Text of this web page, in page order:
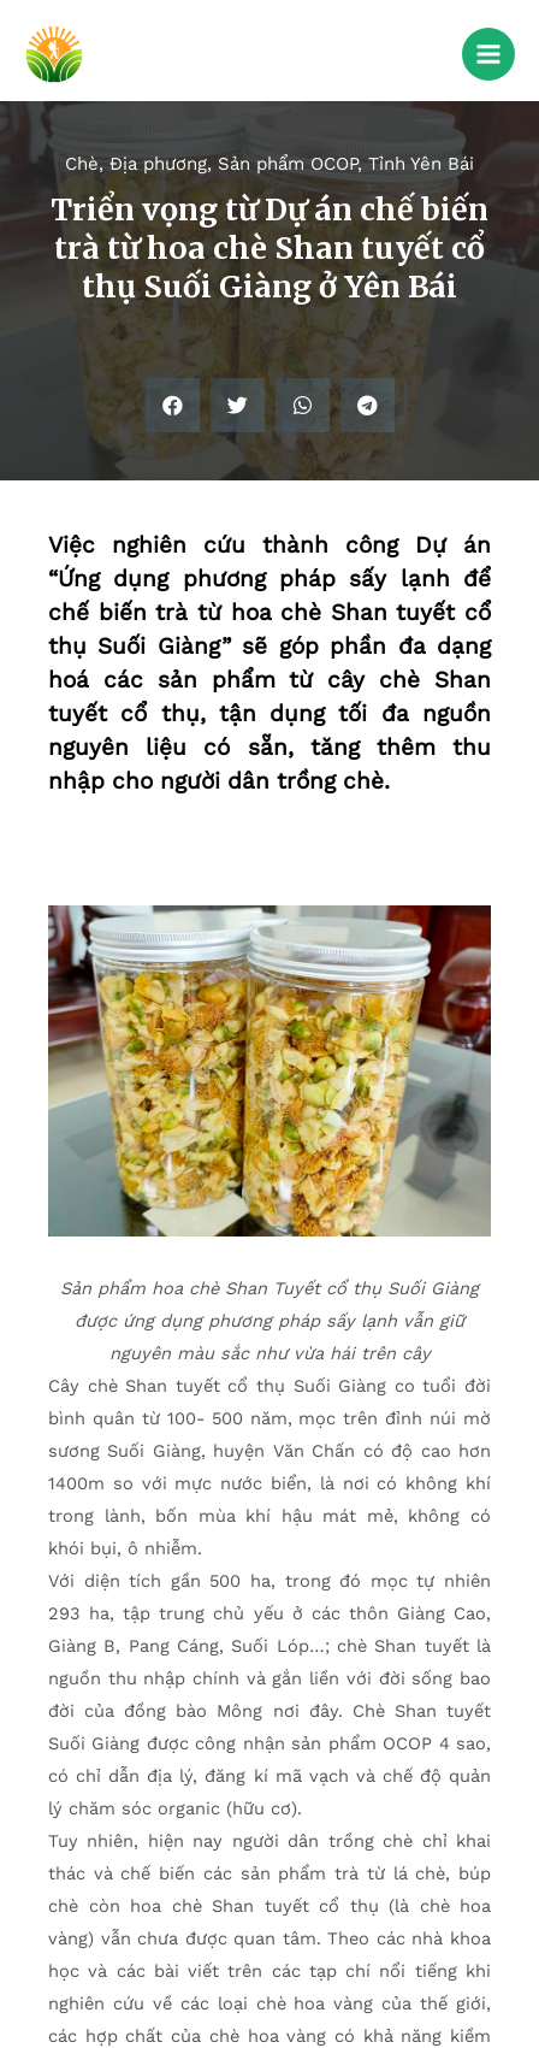
Chè,Địa phương, Sản phẩm OCOP, Tỉnh Yên Bái
Triển vọng từ Dự án chế biến
trà từ hoa chè Shan tuyết cổ
thụ Suối Giàng ở Yên Bái
Việc nghiên cứu thành công Dự án
“Ứng dụng phương pháp sấy lạnh để
chế biến trà từ hoa chè Shan tuyết cổ
thụ Suối Giàng” sẽ góp phần đa dạng
hoá các sản phẩm từ cây chè Shan
tuyết cổ thụ, tận dụng tối đa nguồn
nguyên liệu có sẵn, tăng thêm thu
nhập cho người dân trồng chè.
Sản phẩm hoa chè Shan Tuyết cổ thụ Suối Giàng
được ứng dụng phương pháp sấy lạnh vẫn giữ
nguyên màu sắc như vừa hái trên cây
Cây chè Shan tuyết cổ thụ Suối Giàng co tuổi đời
bình quân từ 100- 500 năm, mọc trên đỉnh núi mờ
sương Suối Giàng, huyện Văn Chấn có độ cao hơn
1400m so với mực nước biển, là nơi có không khí
trong lành, bốn mùa khí hậu mát mẻ, không có
khói bụi, ô nhiễm.
Với diện tích gần 500 ha, trong đó mọc tự nhiên
293 ha, tập trung chủ yếu ở các thôn Giàng Cao,
Giàng B, Pang Cáng, Suối Lóp…; chè Shan tuyết là
nguồn thu nhập chính và gắn liền với đời sống bao
đời của đồng bào Mông nơi đây. Chè Shan tuyết
Suối Giàng được công nhận sản phẩm OCOP 4 sao,
có chỉ dẫn địa lý, đăng kí mã vạch và chế độ quản
lý chăm sóc organic (hữu cơ).
Tuy nhiên, hiện nay người dân trồng chè chỉ khai
thác và chế biến các sản phẩm trà từ lá chè, búp
chè còn hoa chè Shan tuyết cổ thụ (là chè hoa
vàng) vẫn chưa được quan tâm. Theo các nhà khoa
học và các bài viết trên các tạp chí nổi tiếng khi
nghiên cứu về các loại chè hoa vàng của thế giới,
các hợp chất của chè hoa vàng có khả năng kiềm